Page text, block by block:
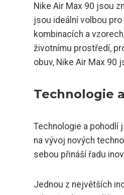
Nike Air Max 90 jsou
jsou ideální volbou
kombinacích a
životnímu prostředí,
obuv, Nike Air Max 90
Technologie
Technologie a pohodlí
na vývoj nových
sebou přináší řadu
Jednou z největších